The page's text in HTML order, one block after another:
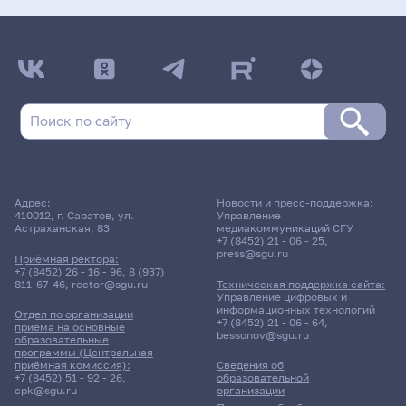
Адрес:
410012, г. Саратов, ул.
Астраханская, 83
Приёмная ректора:
+7 (8452) 26 - 16 - 96, 8 (937)
811-67-46, rector@sgu.ru
Отдел по организации
приёма на основные
образовательные
программы (Центральная
приёмная комиссия):
+7 (8452) 51 - 92 - 26,
cpk@sgu.ru
Сведения об
образовательной
организации
Новости и пресс-поддержка:
Управление
медиакоммуникаций СГУ
+7 (8452) 21 - 06 - 25,
press@sgu.ru
Техническая поддержка сайта:
Управление цифровых и
информационных технологий
+7 (8452) 21 - 06 - 64,
bessonov@sgu.ru